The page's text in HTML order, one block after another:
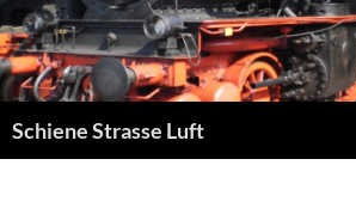
Zum
Inhalt
springen
Schiene Strasse Luft